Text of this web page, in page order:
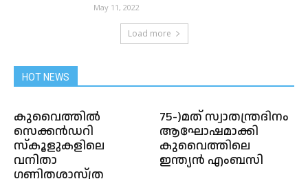
May 11, 2022
Load more
HOT NEWS
കുവൈത്തിൽ
സെക്കൻഡറി
സ്‌കൂളുകളിലെ
വനിതാ
ഗണിതശാസ്ത്ര
75-)മത് സ്വാതന്ത്രദിനം
ആഘോഷമാക്കി
കുവൈത്തിലെ
ഇന്ത്യൻ എംബസി